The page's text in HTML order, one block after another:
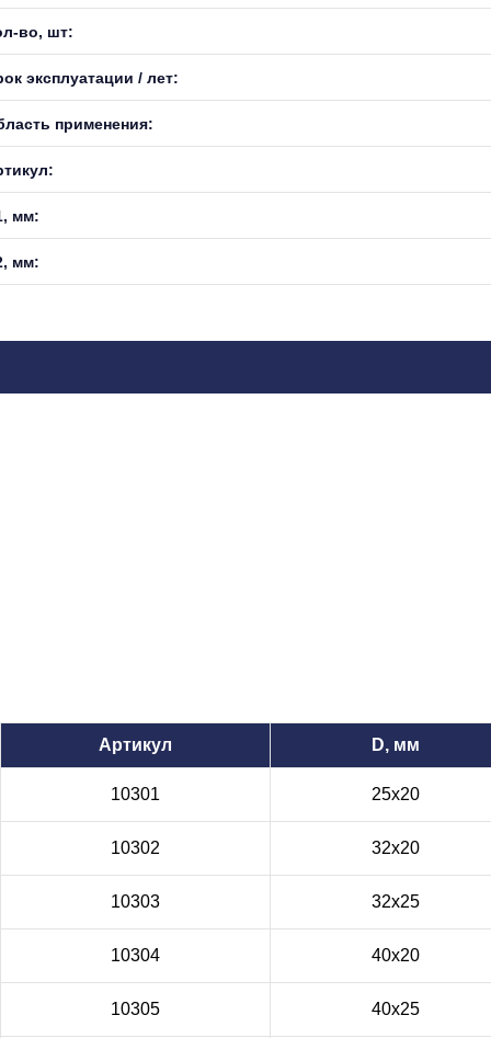
во, шт:
эксплуатации / лет:
применения:
мм:
мм:
Артикул D, мм
10301 25x20
10302 32x20
10303 32x25
10304 40x20
10305 40x25